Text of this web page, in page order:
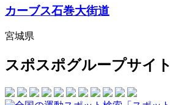
カーブス石巻大街道
宮城県
スポスポグループサイト